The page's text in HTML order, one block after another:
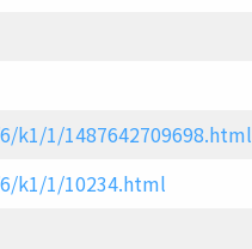
k1/1/1487642709698.html
k1/1/10234.html